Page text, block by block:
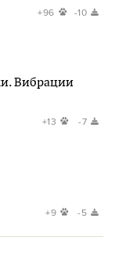
+96 -10
Вибрации
+13 -7
+9 -5